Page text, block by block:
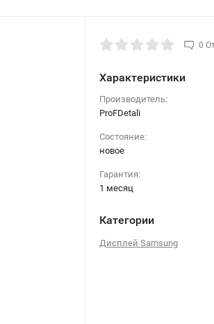
0
Характеристики
Производитель:
ProFDetali
Состояние:
новое
Гарантия:
1 месяц
Категории
Дисплей Samsung